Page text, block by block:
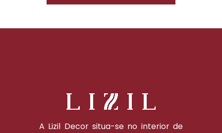
A Lizil Decor situa-se no interior de